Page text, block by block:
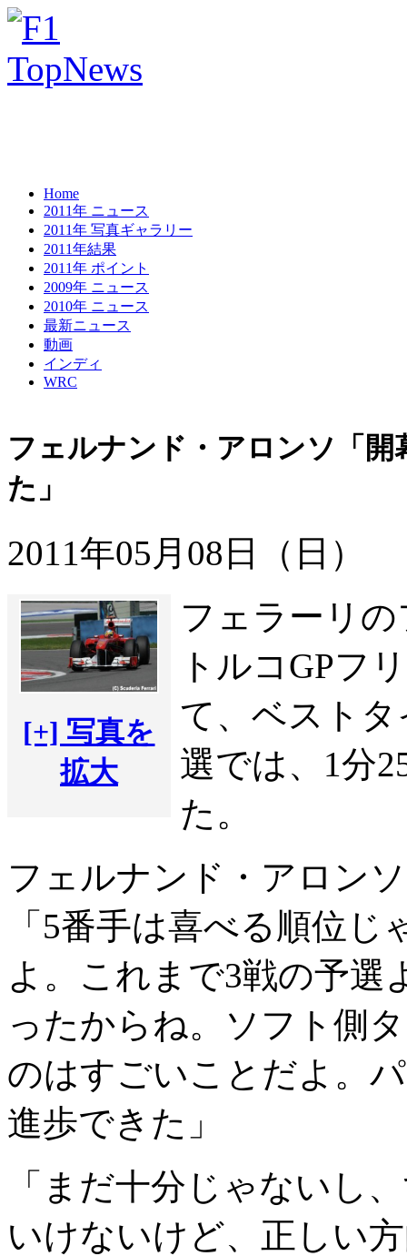
Home
2011年 ニュース
2011年 写真ギャラリー
2011年結果
2011年 ポイント
2009年 ニュース
2010年 ニュース
最新ニュース
動画
インディ
WRC
フェルナンド・アロンソ「
た」
2011年05月08日（日）
[+] 写真を
拡大
フェラーリ
トルコGPフ
て、ベストタ
選では、1分
た。
フェルナンド・アロンソ
「5番手は喜べる順位
よ。これまで3戦の予選
ったからね。ソフト側
のはすごいことだよ。
進歩できた」
「まだ十分じゃないし
いけないけど、正しい